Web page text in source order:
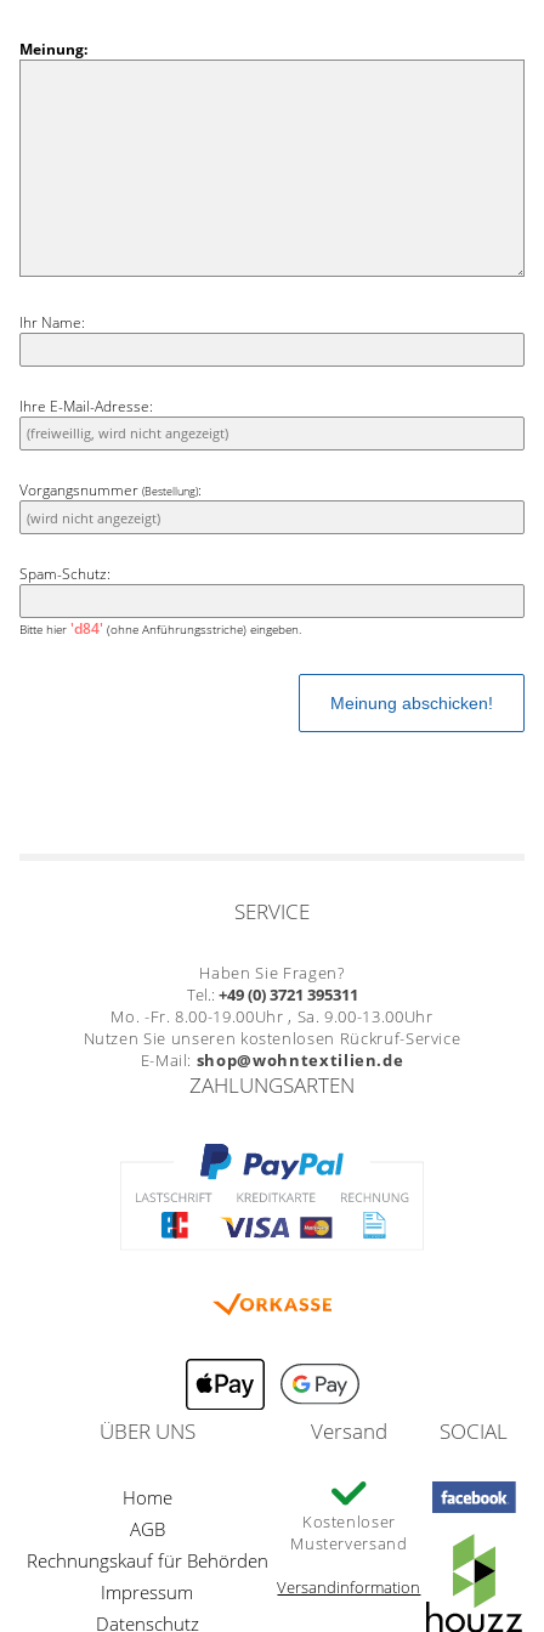
Meinung:
Ihr Name:
Ihre E-Mail-Adresse:
Vorgangsnummer (Bestellung):
Spam-Schutz:
Bitte hier 'd84' (ohne Anführungsstriche) eingeben.
SERVICE
Haben Sie Fragen?
Tel.: +49 (0) 3721 395311
Mo. -Fr. 8.00-19.00Uhr , Sa. 9.00-13.00Uhr
Nutzen Sie unseren kostenlosen Rückruf-Service
E-Mail: shop@wohntextilien.de
ZAHLUNGSARTEN
ÜBER UNS
Home
AGB
Rechnungskauf für Behörden
Impressum
Datenschutz
Versand
Kostenloser
Musterversand
Versandinformation
SOCIAL